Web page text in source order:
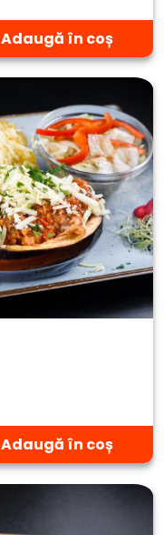
Adaugă în coș
Adaugă în coș